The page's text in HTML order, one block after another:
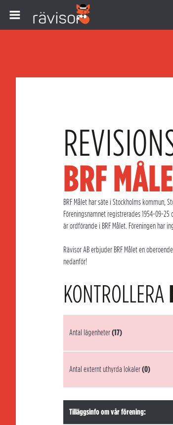
BRF
BRF Målet har säte i Stockholms kommun,
Föreningsnamnet registrerades 1954-09-25
är ordförande i BRF Målet. Föreningen har
Rävisor AB erbjuder BRF Målet en
nedanför!
KONTROLLERA
Antal lägenheter(17)
Antal externt uthyrda lokaler(0)
Tilläggsinfo om vår förening: